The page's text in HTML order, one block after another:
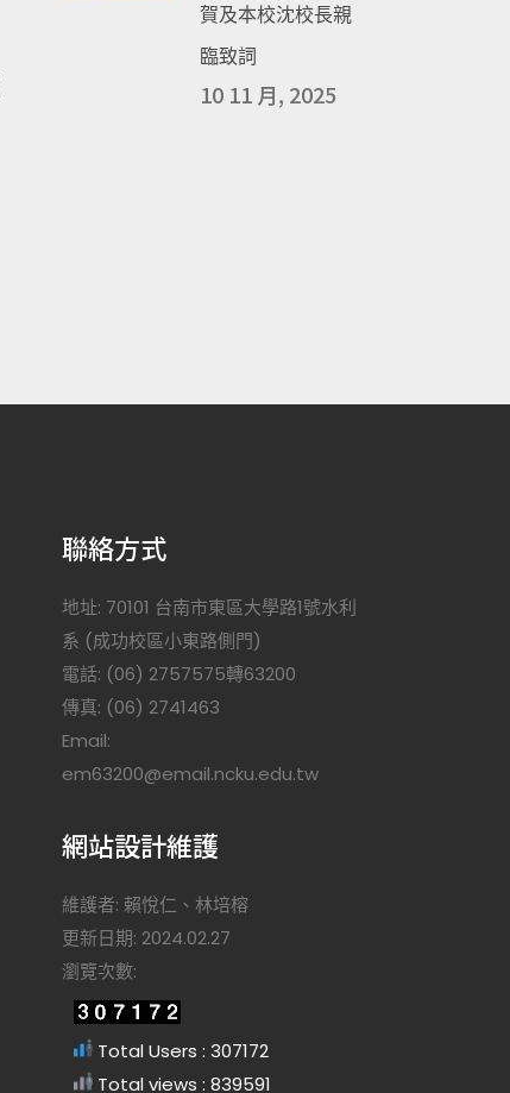
賀及本校沈校長親
臨致詞
10 11 月, 2025
聯絡方式
地址: 70101 台南市東區大學路1號水利
系 (成功校區小東路側門)
電話: (06) 2757575轉63200
傳真: (06) 2741463
Email:
em63200@email.ncku.edu.tw
網站設計維護
維護者: 賴悅仁、林培榕
更新日期: 2024.02.27
瀏覽次數:
Total Users : 307172
Total views : 839591